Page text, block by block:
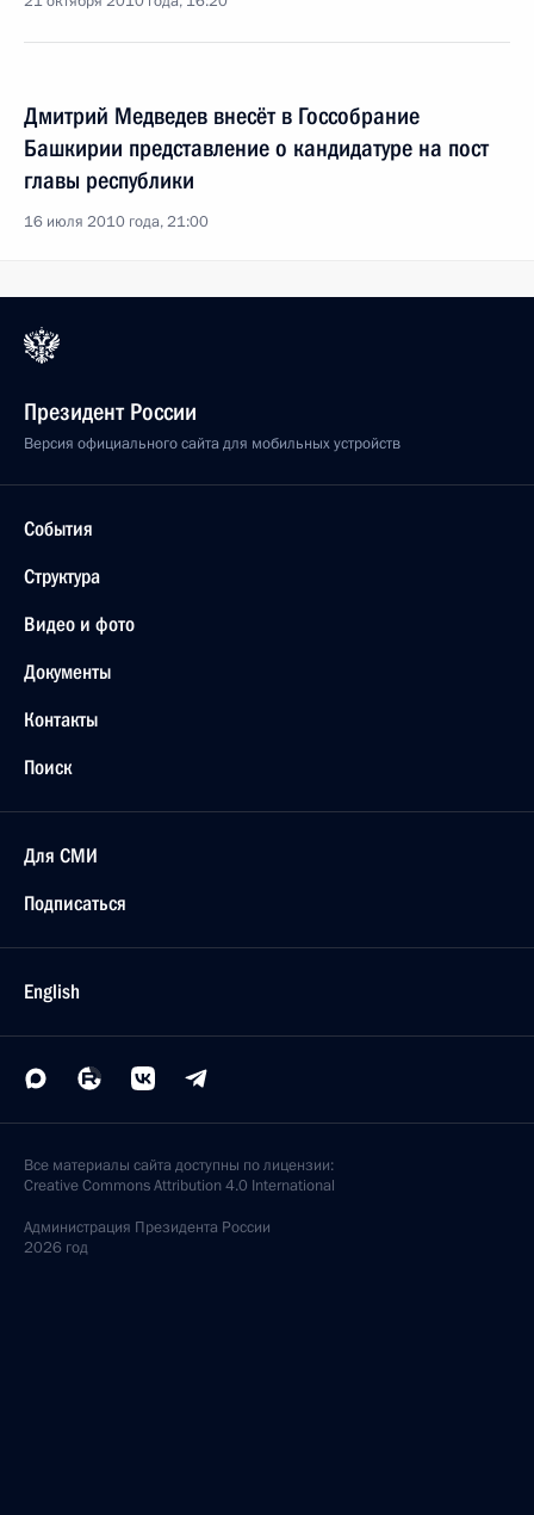
Дмитрий Медведев внесёт в Госсобрание
Башкирии представление о кандидатуре на пост
главы республики
16 июля 2010 года, 21:00
Президент России
Версия официального сайта для мобильных устройств
События
Структура
Видео и фото
Документы
Контакты
Поиск
Для СМИ
Подписаться
English
Все материалы сайта доступны по лицензии:
Creative Commons Attribution 4.0 International
Администрация Президента России
2026 год